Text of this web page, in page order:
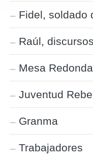
Fidel, soldado
Raúl,
Mesa Redonda
Juventud
Granma
Trabajadores